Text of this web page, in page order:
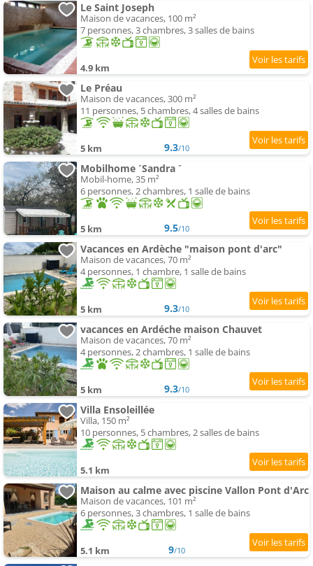
Le Saint Joseph
Maison de vacances, 100 m²
7 personnes, 3 chambres, 3 salles de bains
4.9 km
Le Préau
Maison de vacances, 300 m²
11 personnes, 5 chambres, 4 salles de bains
5 km 9.3/10
Mobilhome ´Sandra ´
Mobil-home, 35 m²
6 personnes, 2 chambres, 1 salle de bains
5 km 9.5/10
Vacances en Ardèche "maison pont d'arc"
Maison de vacances, 70 m²
4 personnes, 1 chambre, 1 salle de bains
5 km 9.3/10
vacances en Ardéche maison Chauvet
Maison de vacances, 70 m²
4 personnes, 2 chambres, 1 salle de bains
5 km 9.3/10
Villa Ensoleillée
Villa, 150 m²
10 personnes, 5 chambres, 2 salles de bains
5.1 km
Maison au calme avec piscine Vallon Pont d'Arc
Maison de vacances, 101 m²
6 personnes, 3 chambres, 1 salle de bains
5.1 km 9/10